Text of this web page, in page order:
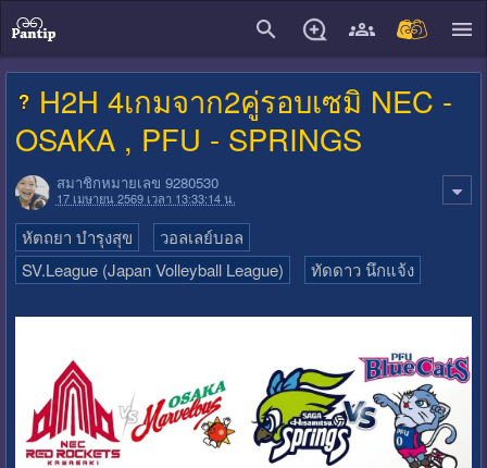
H2H 4เกมจาก2คู่รอบเซมิ NEC -
OSAKA , PFU - SPRINGS
สมาชิกหมายเลข 9280530
17 เมษายน 2569 เวลา 13:33:14 น.
หัตถยา บำรุงสุข
วอลเลย์บอล
SV.League (Japan Volleyball League)
ทัดดาว นึกแจ้ง
close